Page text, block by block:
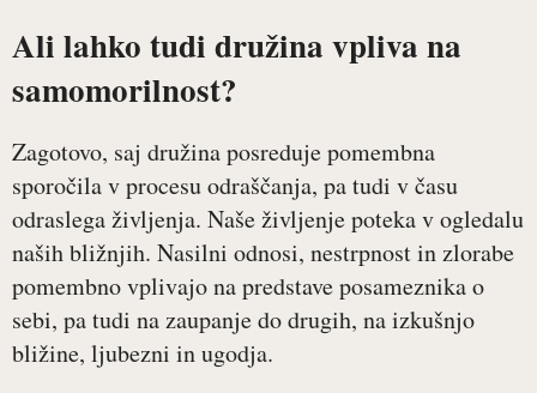
Ali lahko tudi družina vpliva na
samomorilnost?
Zagotovo, saj družina posreduje pomembna
sporočila v procesu odraščanja, pa tudi v času
odraslega življenja. Naše življenje poteka v ogledalu
naših bližnjih. Nasilni odnosi, nestrpnost in zlorabe
pomembno vplivajo na predstave posameznika o
sebi, pa tudi na zaupanje do drugih, na izkušnjo
bližine, ljubezni in ugodja.